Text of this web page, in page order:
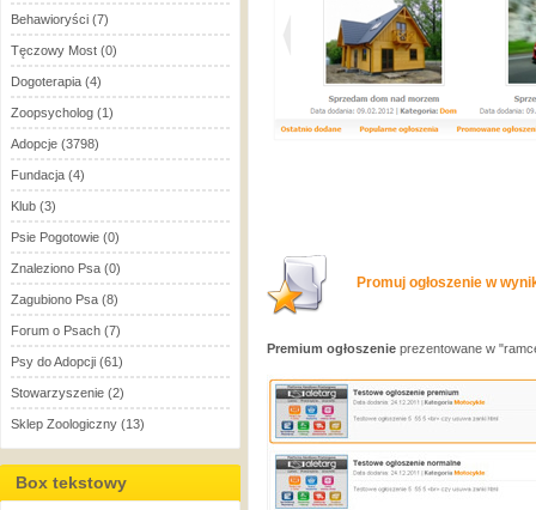
Behawioryści (7)
Tęczowy Most (0)
Dogoterapia (4)
Zoopsycholog (1)
Adopcje (3798)
Fundacja (4)
Klub (3)
Psie Pogotowie (0)
Znaleziono Psa (0)
Zagubiono Psa (8)
Forum o Psach (7)
Psy do Adopcji (61)
Stowarzyszenie (2)
Sklep Zoologiczny (13)
Box tekstowy
Promuj ogłoszenie w
Premium ogłoszenie prezentowane w